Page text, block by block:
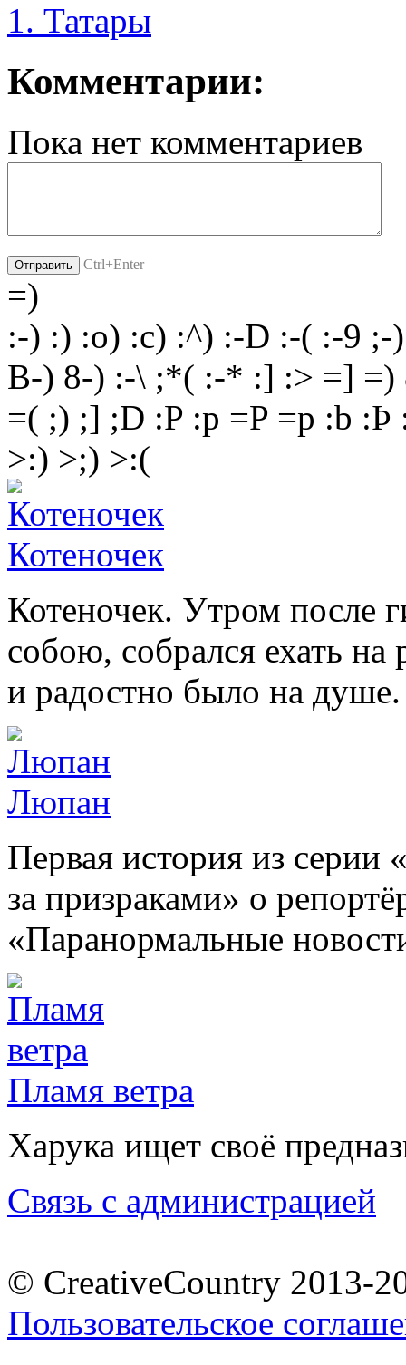
1. Татары
Комментарии:
Пока нет комментариев
Ctrl+Enter
=)
:-) :) :o) :c) :^) :-D :-( :-9 ;-)
B-) 8-) :-\ ;*( :-* :] :> =] =)
=( ;) ;] ;D :P :p =P =p :b :Þ
>:) >;) >:(
Котеночек
Котеночек. Утром после
собою, собрался ехать на
и радостно было на
Люпан
Первая история из
за призраками» о
«Паранормальные
Пламя ветра
Харука ищет своё
Связь с администрацией
© CreativeCountry 2013-
Пользовательское